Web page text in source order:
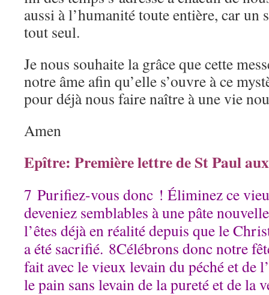
aussi à l’humanité toute entière, car un
tout seul.
Je nous souhaite la grâce que cette
notre âme afin qu’elle s’ouvre à ce
pour déjà nous faire naître à une vie
Amen
Epître: Première lettre de St Paul
7 Purifiez-vous donc ! Éliminez ce
deveniez semblables à une pâte
l’êtes déjà en réalité depuis que le
a été sacrifié. 8Célébrons donc notre
fait avec le vieux levain du péché et de
le pain sans levain de la pureté et de la